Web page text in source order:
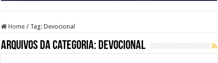
Home / Tag:Devocional
Arquivos da categoria: Devocional